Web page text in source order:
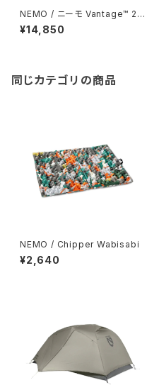
NEMO / ニーモ Vantage™ 26
L Endless Promise® Chai
¥14,850
同じカテゴリの商品
NEMO / Chipper Wabisabi
¥2,640